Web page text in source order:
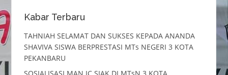
Kabar Terbaru
TAHNIAH SELAMAT DAN SUKSES KEPADA ANANDA
SHAVIVA SISWA BERPRESTASI MTs NEGERI 3 KOTA
PEKANBARU